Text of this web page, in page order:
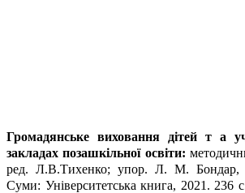
Громадянське виховання дітей т а
закладах позашкільної освіти:
ред. Л.В.Тихенко; упор. Л. М.
Суми: Університетська книга, 2021. 236